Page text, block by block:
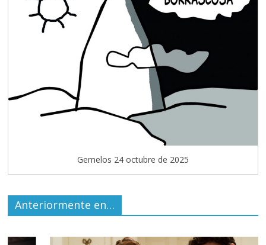
Gemelos 24 octubre de 2025
Anteriormente en…